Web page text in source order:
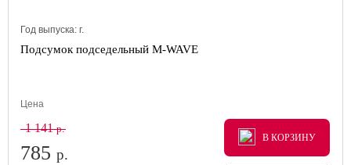
Год выпуска: г.
Подсумок подседельный M-WAVE
Цена
1 141р.
785 р.
В КОРЗИНУ
В КОРЗИНУ
В КОРЗИНУ